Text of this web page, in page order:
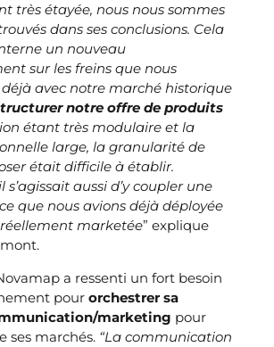
très étayée, nous nous sommes
dans ses conclusions. Cela
un nouveau
sur les freins que nous
avec notre marché historique
notre offre de produits
étant très modulaire et la
large, la granularité de
était difficile à établir.
s’agissait aussi d’y coupler une
que nous avions déjà déployée
marketée” explique
a ressenti un fort besoin
pour orchestrer sa
marketing pour
ses marchés. “La communication